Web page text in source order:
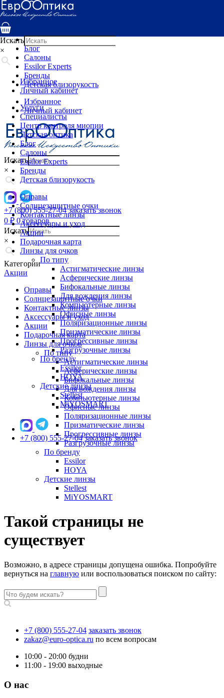
Услуги
Специалисты
Детская оптика
Блог
Салоны
Essilor Experts
Бренды
Детская близорукость
Избранное
Личный кабинет
Искать
×
+7 (800) 555-27-04 заказать звонок
0 ₽ 0 товаров
Искать
×
Категории
Акции
Оправы
Солнцезащитные очки
Контактные линзы
Аксессуары и уход
Акции
Подарочная карта
Линзы для очков
По типу
Астигматические линзы
Асферические линзы
Бифокальные линзы
Для вождения линзы
Компьютерные линзы
Офисные линзы
Поляризационные линзы
Призматические линзы
Прогрессивные линзы
Разгрузочные линзы
По бренду
Essilor
HOYA
Детские линзы
Stellest
MiYOSMART
Искать
×
Избранное
Личный кабинет
Услуги
Специалисты
Центр контроля миопии
Детская оптика
Блог
Салоны
Essilor Experts
Бренды
Детская близорукость
Оправы
Солнцезащитные очки
Контактные линзы
Аксессуары и уход
Акции
Подарочная карта
Линзы для очков
По типу
Астигматические линзы
Асферические линзы
Бифокальные линзы
Для вождения линзы
Компьютерные линзы
Офисные линзы
Поляризационные линзы
Призматические линзы
Прогрессивные линзы
Разгрузочные линзы
По бренду
Essilor
HOYA
Детские линзы
Stellest
MiYOSMART
+7 (800) 555-27-04 заказать звонок
Такой страницы не
существует
Возможно, в адресе страницы допущена ошибка. Попробуйте
вернуться на главную или воспользоваться поиском по сайту:
+7 (800) 555-27-04 заказать звонок
zakaz@euro-optica.ru по всем вопросам
10:00 - 20:00 будни
11:00 - 19:00 выходные
О нас